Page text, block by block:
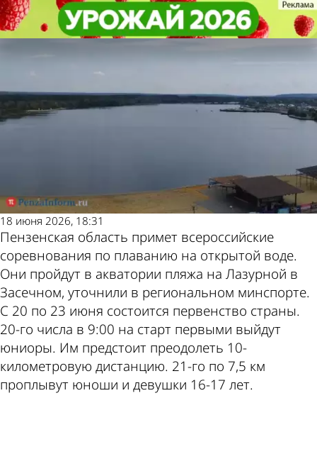
В регионе пройдут первенство и
чемпионат России по плаванию
Спорт
18 июня 2026, 18:31
Пензенская область примет всероссийские
соревнования по плаванию на открытой воде.
Они пройдут в акватории пляжа на Лазурной в
Засечном, уточнили в региональном минспорте.
С 20 по 23 июня состоится первенство страны.
20-го числа в 9:00 на старт первыми выйдут
юниоры. Им предстоит преодолеть 10-
километровую дистанцию. 21-го по 7,5 км
проплывут юноши и девушки 16-17 лет.
В регионе пройдут первенство и
чемпионат России по плаванию
Спорт
Другие новости по
теме
Погода и курсы
валют в Пензе